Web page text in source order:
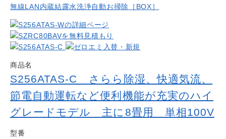
無線LAN内蔵結露水洗浄自動お掃除［BOX］
商品名
S256ATAS-C さらら除湿、快適気流、
節電自動運転など便利機能が充実のハイ
グレードモデル 主に8畳用 単相100V
型番